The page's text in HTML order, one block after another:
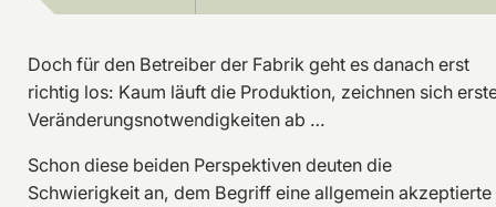
Doch für den Betreiber der Fabrik geht es danach erst
richtig los: Kaum läuft die Produktion, zeichnen sich
Veränderungsnotwendigkeiten ab …
Schon diese beiden Perspektiven deuten die
Schwierigkeit an, dem Begriff eine allgemein akzeptierte